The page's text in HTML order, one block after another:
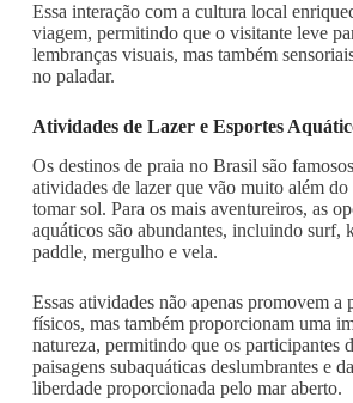
Essa interação com a cultura local
viagem, permitindo que o visitante leve
lembranças visuais, mas também
no paladar.
Atividades de Lazer e Esportes
Os destinos de praia no Brasil são
atividades de lazer que vão muito além do
tomar sol. Para os mais aventureiros, as
aquáticos são abundantes, incluindo surf,
paddle, mergulho e vela.
Essas atividades não apenas promovem a
físicos, mas também proporcionam uma
natureza, permitindo que os participantes
paisagens subaquáticas deslumbrantes e
liberdade proporcionada pelo mar aberto.